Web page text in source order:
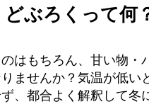
ぶろくって何
はもちろん、甘い物
ませんか？気温が低
、都合よく解釈して冬